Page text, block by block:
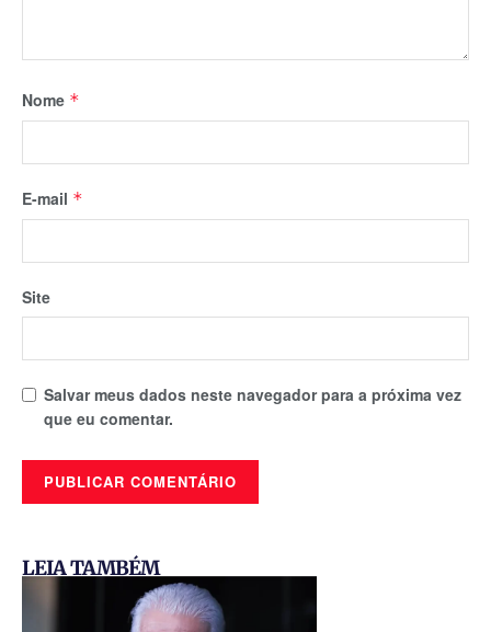
Nome *
E-mail *
Site
Salvar meus dados neste navegador para a próxima vez
que eu comentar.
LEIA TAMBÉM